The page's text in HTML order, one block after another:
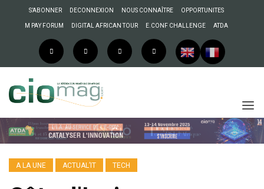
S’ABONNER DECONNEXION NOUS CONNAÎTRE OPPORTUNITES
M PAY FORUM DIGITAL AFRICAN TOUR E.CONF CHALLENGE ATDA
A LA UNE ACTUAL’IT TECH